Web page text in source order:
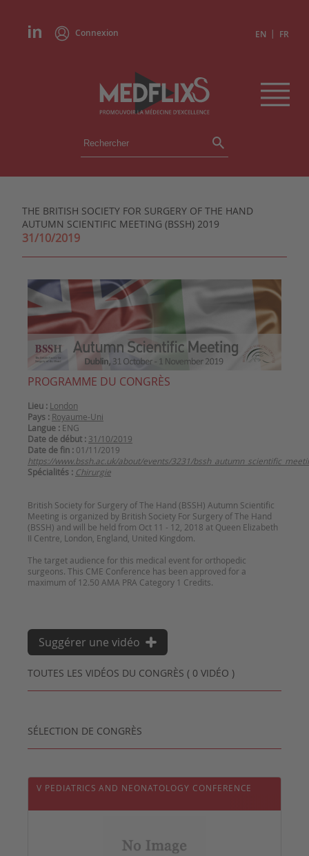
Connexion EN | FR
ÉVÉNEMENTS
INSTITUTIONS
CONGRÈS EN RÉSUMÉ
THE BRITISH SOCIETY FOR SURGERY OF THE HAND
AUTUMN SCIENTIFIC MEETING (BSSH) 2019
31/10/2019
PROGRAMME DU CONGRÈS
Lieu : London
Pays : Royaume-Uni
Langue : ENG
Date de début : 31/10/2019
Date de fin : 01/11/2019
https://www.bssh.ac.uk/about/events/3231/
Spécialités : Chirurgie
British Society for Surgery of The Hand (BSSH) Autumn Scientific
Meeting is organized by British Society For Surgery of The Hand
(BSSH) and will be held from Oct 11 - 12, 2018 at Queen Elizabeth
II Centre, London, England, United Kingdom.
The target audience for this medical event for orthopedic
surgeons. This CME Conference has been approved for a
maximum of 12.50 AMA PRA Category 1 Credits.
TOUTES LES VIDÉOS DU CONGRÈS ( 0 VIDÉO )
Suggérer une vidéo
SÉLECTION DE CONGRÈS
V PEDIATRICS AND NEONATOLOGY CONFERENCE